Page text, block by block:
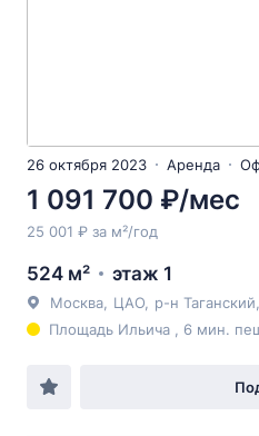
26 октября 2023 Аренда
1 091 700 ₽/мес
25 001 ₽ за м²/год
524 м² этаж 1
Москва ЦАО р-н Таганский
Площадь Ильича , 6 мин.